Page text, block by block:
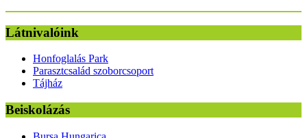
Látnivalóink
Honfoglalás Park
Parasztcsalád szoborcsoport
Tájház
Beiskolázás